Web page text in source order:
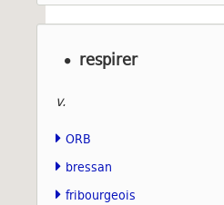
respirer
v.
ORB
bressan
fribourgeois